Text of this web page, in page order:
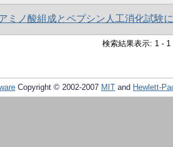
ミノ酸組成とペプシン人工消化試験
検索結果表示: 1 - 1
Copyright © 2002-2007 MIT and Hewlett-